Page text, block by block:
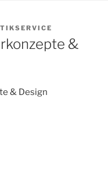
&
& Design